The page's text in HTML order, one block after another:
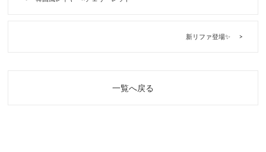
新リファ登場✨
一覧へ戻る